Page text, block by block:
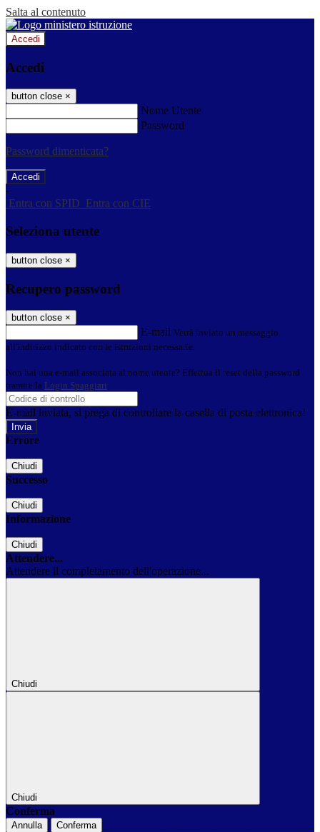
Salta al contenuto
Accedi
Accedi
button close ×
Nome Utente
Password
Password dimenticata?
-
Entra con SPID Entra con CIE
Seleziona utente
button close ×
Recupero password
button close ×
E-mail Verrà inviato un messaggio
all'indirizzo indicato con le istruzioni necessarie.
Non hai una e-mail associata al nome utente? Effettua il reset della password
tramite la Login Spaggiari
E-mail inviata, si prega di controllare la casella di posta elettronica!
Errore
Chiudi
Successo
Chiudi
Informazione
Chiudi
Attendere...
Attendere il completamento dell'operazione...
Chiudi
Chiudi
Conferma
Annulla Conferma